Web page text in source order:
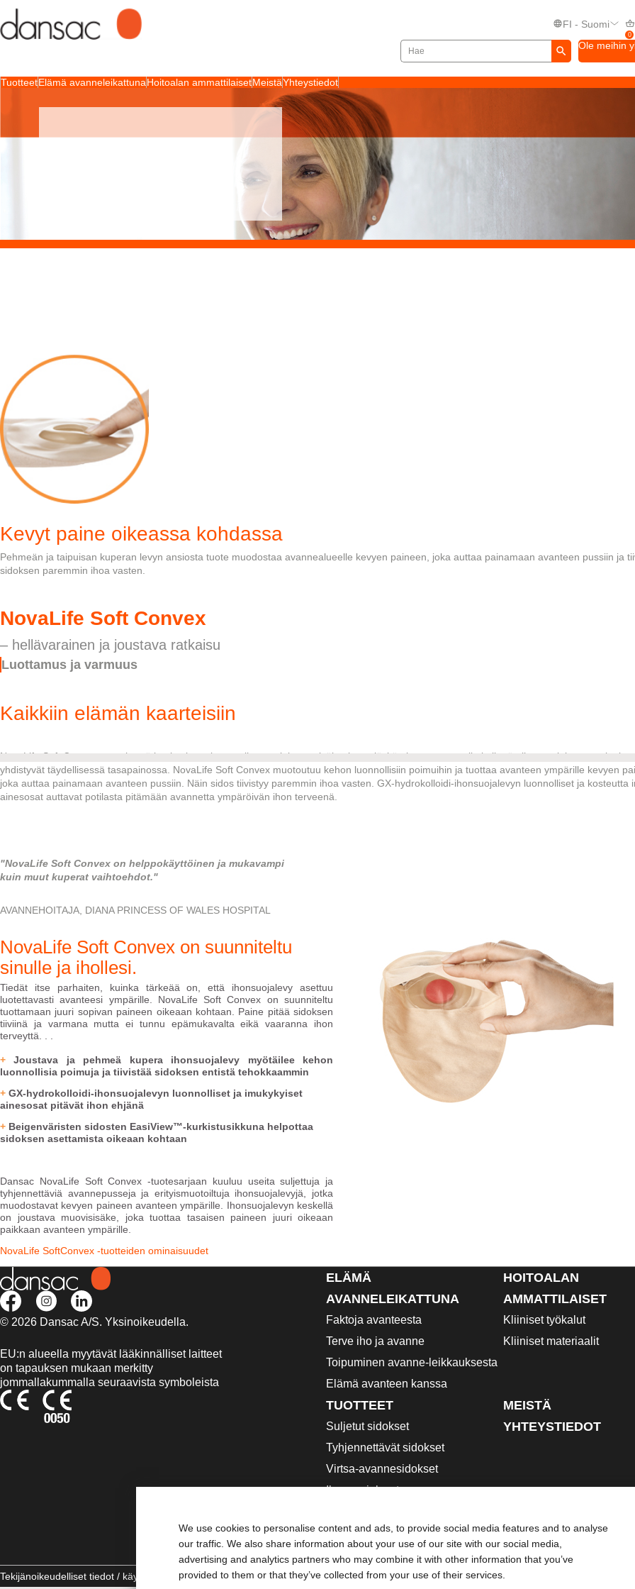
We use cookies to personalise content and ads, to provide social media features and to analyse
our traffic. We also share information about your use of our site with our social media,
advertising and analytics partners who may combine it with other information that you’ve
provided to them or that they’ve collected from your use of their services.
FI - Suomi
0
Ole meihin
TuotteetElämä avanneleikattunaHoitoalan ammattilaisetMeistäYhteystiedot
Kevyt paine oikeassa kohdassa
Pehmeän ja taipuisan kuperan levyn ansiosta tuote muodostaa avannealueelle kevyen paineen, joka auttaa painamaan avanteen pussiin ja
sidoksen paremmin ihoa vasten.
NovaLife Soft Convex
– hellävarainen ja joustava ratkaisu
Luottamus ja varmuus
Kaikkiin elämän kaarteisiin
NovaLife Soft Convex on pehmeä ja elastinen, kupera ihonsuojalevyn sisäke, jossa jäykän kupera muotoilu ja litteän ihonsuojalevyn
yhdistyvät täydellisessä tasapainossa. NovaLife Soft Convex muotoutuu kehon luonnollisiin poimuihin ja tuottaa avanteen ympärille kevyen
joka auttaa painamaan avanteen pussiin. Näin sidos tiivistyy paremmin ihoa vasten. GX-hydrokolloidi-ihonsuojalevyn luonnolliset ja kosteutta
ainesosat auttavat potilasta pitämään avannetta ympäröivän ihon terveenä.
"NovaLife Soft Convex on helppokäyttöinen ja mukavampi
kuin muut kuperat vaihtoehdot."
AVANNEHOITAJA, DIANA PRINCESS OF WALES HOSPITAL
NovaLife Soft Convex on suunniteltu
sinulle ja ihollesi.
Tiedät itse parhaiten, kuinka tärkeää on, että ihonsuojalevy asettuu
luotettavasti avanteesi ympärille. NovaLife Soft Convex on suunniteltu
tuottamaan juuri sopivan paineen oikeaan kohtaan. Paine pitää sidoksen
tiiviinä ja varmana mutta ei tunnu epämukavalta eikä vaaranna ihon
terveyttä. . .
+
Joustava ja pehmeä kupera ihonsuojalevy myötäilee kehon
luonnollisia poimuja ja tiivistää sidoksen entistä tehokkaammin
+ GX-hydrokolloidi-ihonsuojalevyn luonnolliset ja imukykyiset
ainesosat pitävät ihon ehjänä
+ Beigenväristen sidosten EasiView™-kurkistusikkuna helpottaa
sidoksen asettamista oikeaan kohtaan
Dansac NovaLife Soft Convex -tuotesarjaan kuuluu useita suljettuja ja
tyhjennettäviä avannepusseja ja erityismuotoiltuja ihonsuojalevyjä, jotka
muodostavat kevyen paineen avanteen ympärille. Ihonsuojalevyn keskellä
on joustava muovisisäke, joka tuottaa tasaisen paineen juuri oikeaan
paikkaan avanteen ympärille.
NovaLife SoftConvex -tuotteiden ominaisuudet
© 2026 Dansac A/S. Yksinoikeudella.
EU:n alueella myytävät lääkinnälliset laitteet
on tapauksen mukaan merkitty
jommallakummalla seuraavista symboleista
ELÄMÄ
AVANNELEIKATTUNA
Faktoja avanteesta
Terve iho ja avanne
Toipuminen avanne-leikkauksesta
Elämä avanteen kanssa
HOITOALAN
AMMATTILAISET
Kliiniset työkalut
Kliiniset materiaalit
TUOTTEET
Suljetut sidokset
Tyhjennettävät sidokset
Virtsa-avannesidokset
Ihonsuojalevyt
Käyttöohjeet
Käyttöturvallisuustiedotteet
MEISTÄ
YHTEYSTIEDOT
Tekijänoikeudelliset tiedot / käyttäjäehdot Vaatimustenmukaisuusvakuutus Evästeet